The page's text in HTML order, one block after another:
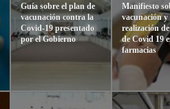
Guía sobre el plan de
vacunación contra la
Covid-19 presentado
por el Gobierno
Manifiesto
vacunación y
realización
de Covid 19
farmacias